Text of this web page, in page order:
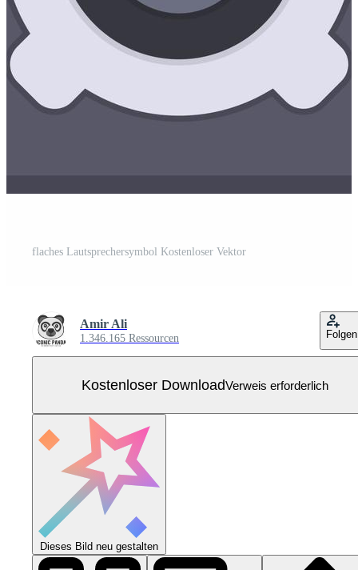
flaches Lautsprechersymbol Kostenloser Vektor
Amir Ali
1.346.165 Ressourcen Folgen
Kostenloser DownloadVerweis erforderlich
Dieses Bild neu gestalten